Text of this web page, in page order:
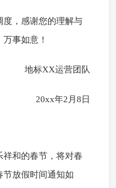
度，感谢您的理解与
事如意！
地标XX运营团队
20xx年2月8日
祥和的春节，将对春
节放假时间通知如